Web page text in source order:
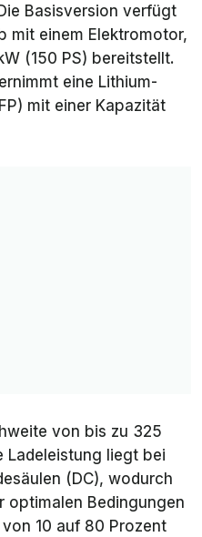
Basisversion verfügt
mit einem Elektromotor,
(150 PS) bereitstellt.
eine Lithium-
mit einer Kapazität
von bis zu 325
Ladeleistung liegt bei
(DC), wodurch
optimalen Bedingungen
10 auf 80 Prozent